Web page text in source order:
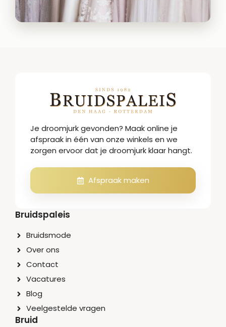
Je droomjurk gevonden? Maak online je
afspraak in één van onze winkels en we
zorgen ervoor dat je droomjurk klaar hangt.
Afspraak maken
Bruidspaleis
Bruidsmode
Over ons
Contact
Vacatures
Blog
Veelgestelde vragen
Bruid